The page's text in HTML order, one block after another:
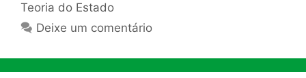
Teoria do Estado
Deixe um comentário